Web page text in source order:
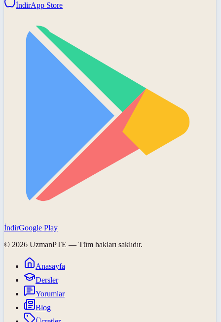
İndirApp Store
İndirGoogle Play
© 2026 UzmanPTE — Tüm hakları saklıdır.
Anasayfa
Dersler
Yorumlar
Blog